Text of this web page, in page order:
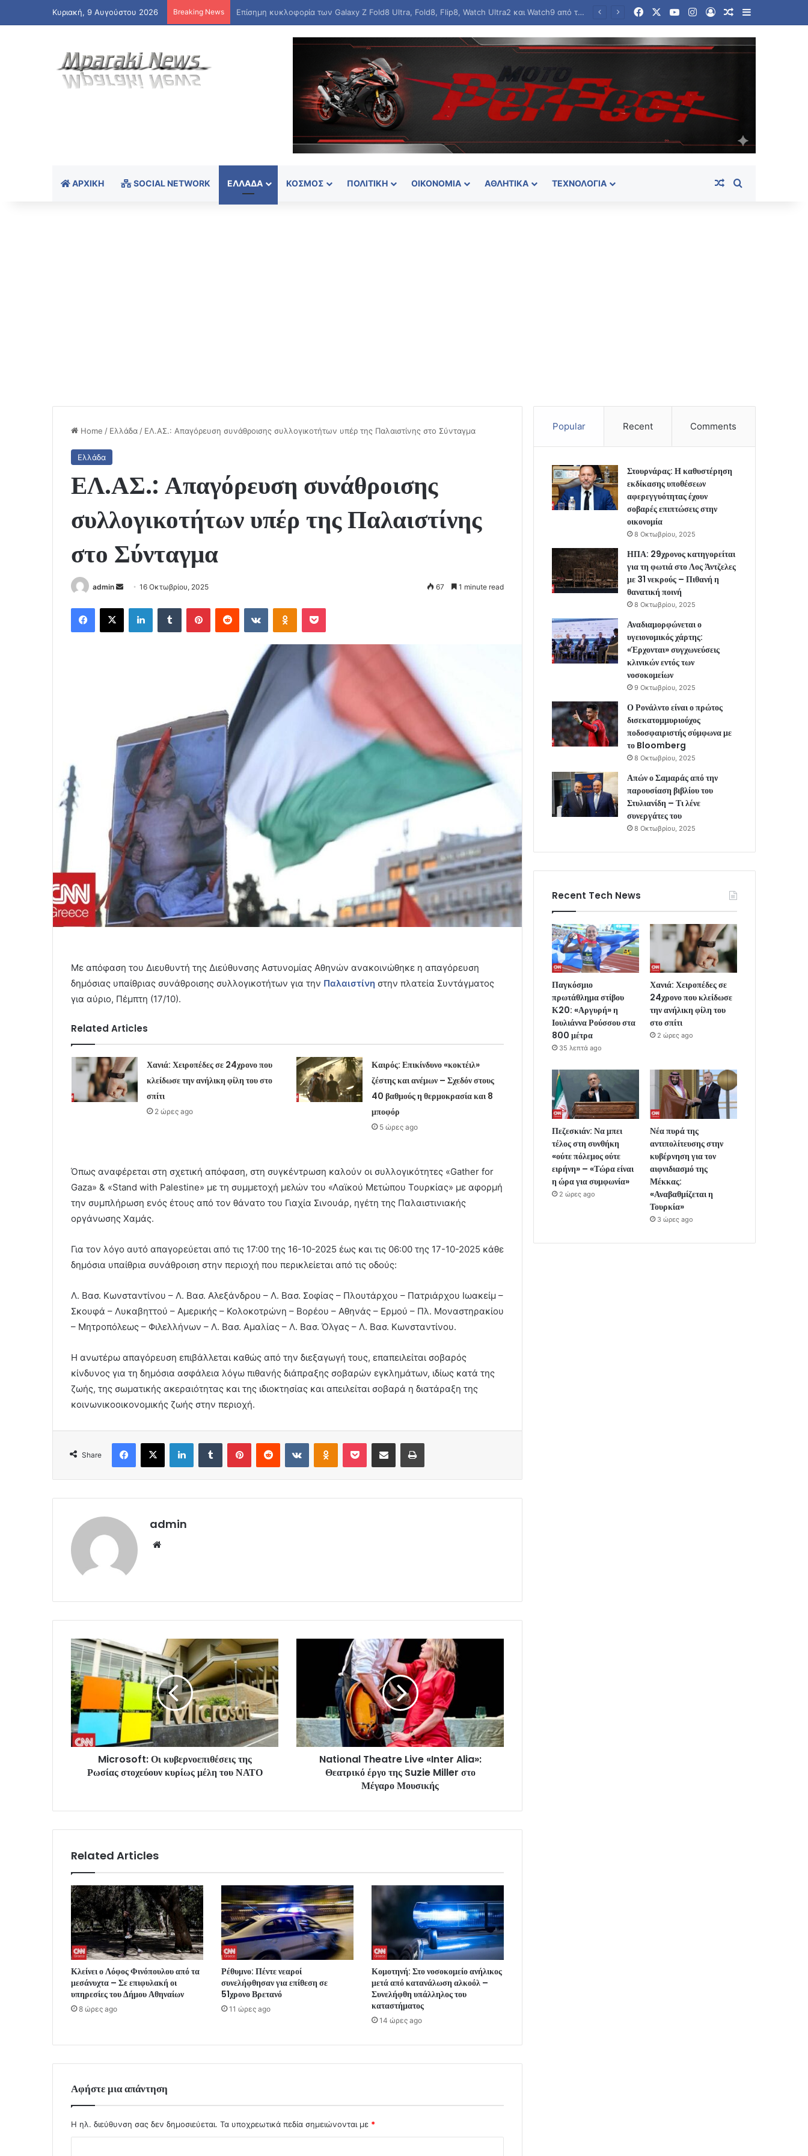
Κυριακή, 9 Αυγούστου 2026 Breaking News Παγκόσμιο πρωτάθλημα στίβου Κ20: «Αργυρή» η Ιουλιάννα Ρούσσου στα 800 μέτρα FacebookYouTubeInstagram
Log InRandom Article
Sidebar
ΑΡΧΙΚΉ SOCIAL NETWORK ΕΛΛΆΔΑ ΚΌΣΜΟΣ ΠΟΛΙΤΙΚΉ ΟΙΚΟΝΟΜΊΑ ΑΘΛΗΤΙΚΆ ΤΕΧΝΟΛΟΓΊΑ Random Article
Home / Ελλάδα / ΕΛ.ΑΣ.: Απαγόρευση συνάθροισης συλλογικοτήτων υπέρ της Παλαιστίνης στο Σύνταγμα
Ελλάδα
ΕΛ.ΑΣ.: Απαγόρευση συνάθροισης
συλλογικοτήτων υπέρ της Παλαιστίνης
στο Σύνταγμα
admin
Send
email
16 Οκτωβρίου, 2025 67 1 minute read
Facebook
X LinkedInTumblr PinterestReddit VKontakteOdnoklassniki
Pocket
Με απόφαση του Διευθυντή της Διεύθυνσης Αστυνομίας Αθηνών ανακοινώθηκε η απαγόρευση
δημόσιας υπαίθριας συνάθροισης συλλογικοτήτων για την Παλαιστίνη στην πλατεία Συντάγματος
για αύριο, Πέμπτη (17/10).
Related Articles
Χανιά: Χειροπέδες σε 24χρονο που
κλείδωσε την ανήλικη φίλη του στο
σπίτι
2 ώρες ago
Καιρός: Επικίνδυνο «κοκτέιλ»
ζέστης και ανέμων – Σχεδόν στους
40 βαθμούς η θερμοκρασία και 8
μποφόρ
5 ώρες ago
Όπως αναφέρεται στη σχετική απόφαση, στη συγκέντρωση καλούν οι συλλογικότητες «Gather for
Gaza» & «Stand with Palestine» με τη συμμετοχή μελών του «Λαϊκού Μετώπου Τουρκίας» με αφορμή
την συμπλήρωση ενός έτους από τον θάνατο του Γιαχία Σινουάρ, ηγέτη της Παλαιστινιακής
οργάνωσης Χαμάς.
Για τον λόγο αυτό απαγορεύεται από τις 17:00 της 16-10-2025 έως και τις 06:00 της 17-10-2025 κάθε
δημόσια υπαίθρια συνάθροιση στην περιοχή που περικλείεται από τις οδούς:
Λ. Βασ. Κωνσταντίνου – Λ. Βασ. Αλεξάνδρου – Λ. Βασ. Σοφίας – Πλουτάρχου – Πατριάρχου Ιωακείμ –
Σκουφά – Λυκαβηττού – Αμερικής – Κολοκοτρώνη – Βορέου – Αθηνάς – Ερμού – Πλ. Μοναστηρακίου
– Μητροπόλεως – Φιλελλήνων – Λ. Βασ. Αμαλίας – Λ. Βασ. Όλγας – Λ. Βασ. Κωνσταντίνου.
Η ανωτέρω απαγόρευση επιβάλλεται καθώς από την διεξαγωγή τους, επαπειλείται σοβαρός
κίνδυνος για τη δημόσια ασφάλεια λόγω πιθανής διάπραξης σοβαρών εγκλημάτων, ιδίως κατά της
ζωής, της σωματικής ακεραιότητας και της ιδιοκτησίας και απειλείται σοβαρά η διατάραξη της
κοινωνικοοικονομικής ζωής στην περιοχή.
Share
Facebook
X LinkedInTumblr PinterestReddit VKontakteOdnoklassniki
Pocket Share via Email Print
admin
Microsoft: Οι κυβερνοεπιθέσεις της
Ρωσίας στοχεύουν κυρίως μέλη του ΝΑΤΟ
National Theatre Live «Inter Alia»:
Θεατρικό έργο της Suzie Miller στο
Μέγαρο Μουσικής
Related Articles
Κλείνει ο Λόφος Φινόπουλου από τα
μεσάνυχτα – Σε επιφυλακή οι
υπηρεσίες του Δήμου Αθηναίων
8 ώρες ago
Ρέθυμνο: Πέντε νεαροί
συνελήφθησαν για επίθεση σε
51χρονο Βρετανό
11 ώρες ago
Κομοτηνή: Στο νοσοκομείο ανήλικος
μετά από κατανάλωση αλκοόλ –
Συνελήφθη υπάλληλος του
καταστήματος
14 ώρες ago
Αφήστε μια απάντηση
Η ηλ. διεύθυνση σας δεν δημοσιεύεται. Τα υποχρεωτικά πεδία σημειώνονται με *
Popular Recent Comments
Στουρνάρας: Η καθυστέρηση
εκδίκασης υποθέσεων
αφερεγγυότητας έχουν
σοβαρές επιπτώσεις στην
οικονομία
8 Οκτωβρίου, 2025
ΗΠΑ: 29χρονος κατηγορείται
για τη φωτιά στο Λος Άντζελες
με 31 νεκρούς – Πιθανή η
θανατική ποινή
8 Οκτωβρίου, 2025
Αναδιαμορφώνεται ο
υγειονομικός χάρτης:
«Έρχονται» συγχωνεύσεις
κλινικών εντός των
νοσοκομείων
9 Οκτωβρίου, 2025
Ο Ρονάλντο είναι ο πρώτος
δισεκατομμυριούχος
ποδοσφαιριστής σύμφωνα με
το Bloomberg
8 Οκτωβρίου, 2025
Απών ο Σαμαράς από την
παρουσίαση βιβλίου του
Στυλιανίδη – Τι λένε
συνεργάτες του
8 Οκτωβρίου, 2025
Recent Tech News
Παγκόσμιο
πρωτάθλημα στίβου
Κ20: «Αργυρή» η
Ιουλιάννα Ρούσσου στα
800 μέτρα
35 λεπτά ago
Χανιά: Χειροπέδες σε
24χρονο που κλείδωσε
την ανήλικη φίλη του
στο σπίτι
2 ώρες ago
Πεζεσκιάν: Να μπει
τέλος στη συνθήκη
«ούτε πόλεμος ούτε
ειρήνη» – «Τώρα είναι
η ώρα για συμφωνία»
2 ώρες ago
Νέα πυρά της
αντιπολίτευσης στην
κυβέρνηση για τον
αιφνιδιασμό της
Μέκκας:
«Αναβαθμίζεται η
Τουρκία»
3 ώρες ago